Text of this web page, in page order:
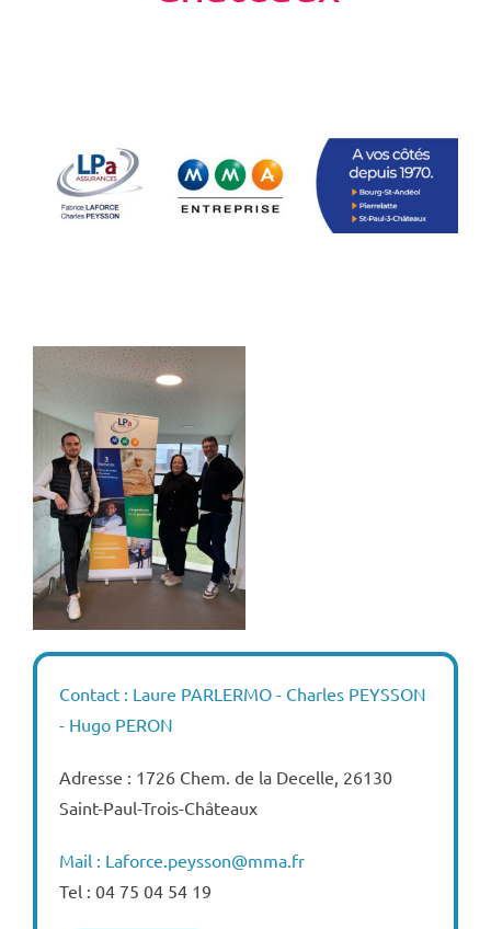
Contact : Laure PARLERMO - Charles PEYSSON
- Hugo PERON
Adresse : 1726 Chem. de la Decelle, 26130
Saint-Paul-Trois-Châteaux
Mail : Laforce.peysson@mma.fr
Tel : 04 75 04 54 19